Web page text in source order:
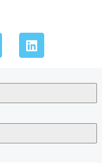
L
i
n
e
d
n